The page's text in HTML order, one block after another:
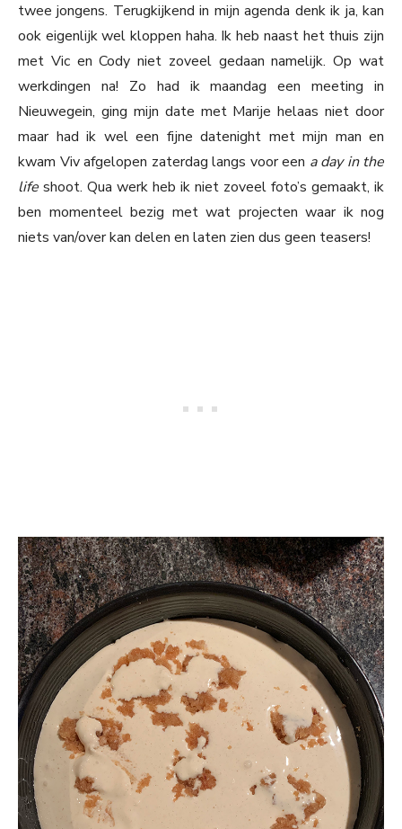
twee jongens. Terugkijkend in mijn agenda denk ik ja, kan
ook eigenlijk wel kloppen haha. Ik heb naast het thuis zijn
met Vic en Cody niet zoveel gedaan namelijk. Op wat
werkdingen na! Zo had ik maandag een meeting in
Nieuwegein, ging mijn date met Marije helaas niet door
maar had ik wel een fijne datenight met mijn man en
kwam Viv afgelopen zaterdag langs voor een a day in the
life shoot. Qua werk heb ik niet zoveel foto’s gemaakt, ik
ben momenteel bezig met wat projecten waar ik nog
niets van/over kan delen en laten zien dus geen teasers!